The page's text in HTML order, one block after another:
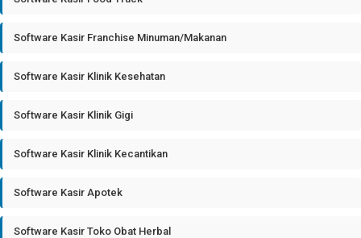
Software Kasir Franchise Minuman/Makanan
Software Kasir Klinik Kesehatan
Software Kasir Klinik Gigi
Software Kasir Klinik Kecantikan
Software Kasir Apotek
Software Kasir Toko Obat Herbal